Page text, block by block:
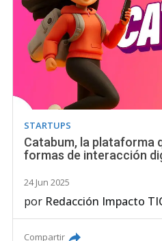
STARTUPS
Catabum, la plataforma
formas de interacción
24 Jun 2025
por Redacción Impacto
Compartir